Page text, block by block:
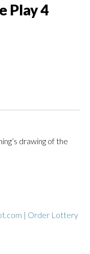
Play 4
drawing of the
| Order Lottery